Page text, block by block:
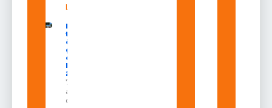
Leia mais »
Macapá
terá
ônibus
gratuitos
durante a
Expofeira
2026
7 de
agosto
de 2026